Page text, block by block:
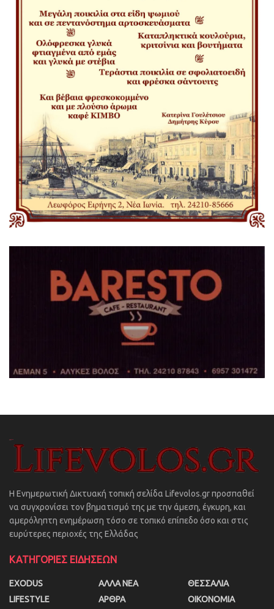
Η Ενημερωτική Δικτυακή τοπική σελίδα Lifevolos.gr προσπαθεί
να συγχρονίσει τον βηματισμό της με την άμεση, έγκυρη, και
αμερόληπτη ενημέρωση τόσο σε τοπικό επίπεδο όσο και στις
ευρύτερες περιοχές της Ελλάδας
ΚΑΤΗΓΟΡΙΕΣ ΕΙΔΗΣΕΩΝ
EXODUS
LIFESTYLE
ΑΛΛΑ ΝΕΑ
ΑΡΘΡΑ
ΘΕΣΣΑΛΙΑ
ΟΙΚΟΝΟΜΙΑ